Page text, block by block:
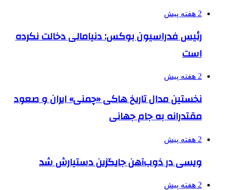
2 هفته پیش
رئیس فدراسیون بوکس: دنیامالی دخالت نکرده
است
2 هفته پیش
نخستین مدال تاریخ هاکی «چمنی» ایران و صعود
مقتدرانه به جام جهانی
2 هفته پیش
ویسی در ذوب‌آهن جایگزین دستیارش شد
2 هفته پیش